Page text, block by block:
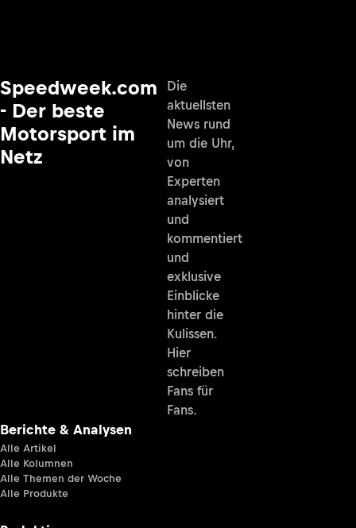
Speedweek.com
- Der beste
Motorsport im
Netz
Die
aktuellsten
News rund
um die Uhr,
von
Experten
analysiert
und
kommentiert
und
exklusive
Einblicke
hinter die
Kulissen.
Hier
schreiben
Fans für
Fans.
Berichte & Analysen
Alle Artikel
Alle Kolumnen
Alle Themen der Woche
Alle Produkte